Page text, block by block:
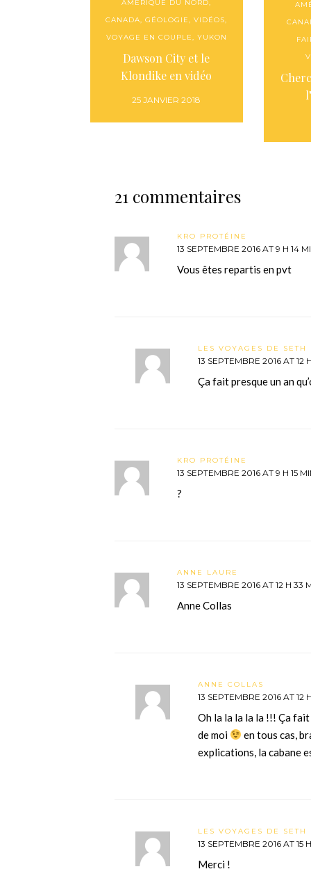
AMÉRIQUE DU NORD,
CANADA,GÉOLOGIE,VIDÉOS,
VOYAGE EN COUPLE, YUKON
Dawson City et le
Klondike en vidéo
25 JANVIER 2018
21 commentaires
KRO PROTÉINE
13 SEPTEMBRE 2016 AT 9 H 14
Vous êtes repartis en pvt
LES VOYAGES DE SETH
13 SEPTEMBRE 2016 AT 12
Ça fait presque un an
KRO PROTÉINE
13 SEPTEMBRE 2016 AT 9 H 15
?
ANNE LAURE
13 SEPTEMBRE 2016 AT 12 H 33
Anne Collas
ANNE COLLAS
13 SEPTEMBRE 2016 AT 12
Oh la la la la la !!! Ça
de moi
en tous cas,
explications, la cabane
LES VOYAGES DE SETH
13 SEPTEMBRE 2016 AT 15
Merci !